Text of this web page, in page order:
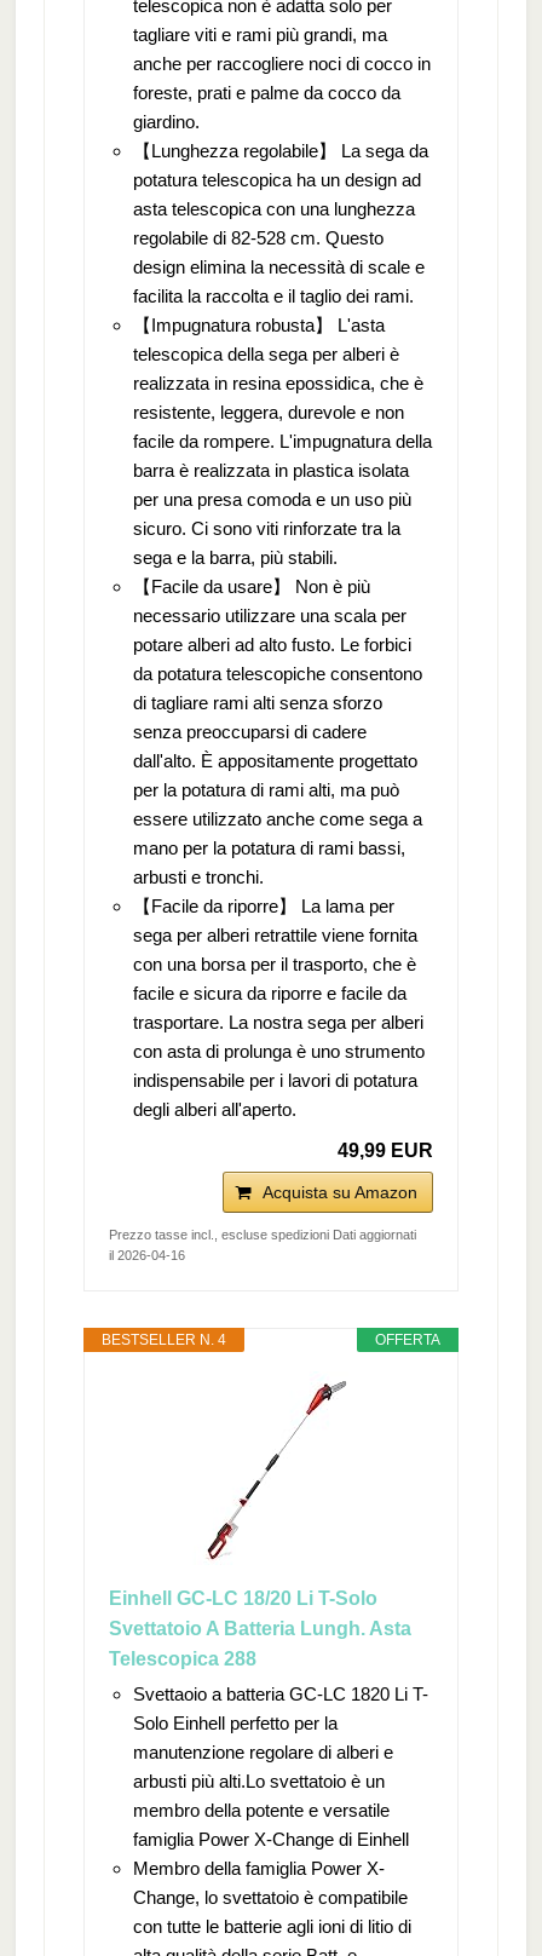
telescopica non è adatta solo per
tagliare viti e rami più grandi, ma
anche per raccogliere noci di cocco in
foreste, prati e palme da cocco da
giardino.
【Lunghezza regolabile】 La sega da
potatura telescopica ha un design ad
asta telescopica con una lunghezza
regolabile di 82-528 cm. Questo
design elimina la necessità di scale e
facilita la raccolta e il taglio dei rami.
【Impugnatura robusta】 L'asta
telescopica della sega per alberi è
realizzata in resina epossidica, che è
resistente, leggera, durevole e non
facile da rompere. L'impugnatura della
barra è realizzata in plastica isolata
per una presa comoda e un uso più
sicuro. Ci sono viti rinforzate tra la
sega e la barra, più stabili.
【Facile da usare】 Non è più
necessario utilizzare una scala per
potare alberi ad alto fusto. Le forbici
da potatura telescopiche consentono
di tagliare rami alti senza sforzo
senza preoccuparsi di cadere
dall'alto. È appositamente progettato
per la potatura di rami alti, ma può
essere utilizzato anche come sega a
mano per la potatura di rami bassi,
arbusti e tronchi.
【Facile da riporre】 La lama per
sega per alberi retrattile viene fornita
con una borsa per il trasporto, che è
facile e sicura da riporre e facile da
trasportare. La nostra sega per alberi
con asta di prolunga è uno strumento
indispensabile per i lavori di potatura
degli alberi all'aperto.
49,99 EUR
Acquista su Amazon
Prezzo tasse incl., escluse spedizioni Dati aggiornati
il 2026-04-16
OFFERTA
BESTSELLER N. 4
Einhell GC-LC 18/20 Li T-Solo
Svettatoio A Batteria Lungh. Asta
Telescopica 288
Svettaoio a batteria GC-LC 1820 Li T-
Solo Einhell perfetto per la
manutenzione regolare di alberi e
arbusti più alti.Lo svettatoio è un
membro della potente e versatile
famiglia Power X-Change di Einhell
Membro della famiglia Power X-
Change, lo svettatoio è compatibile
con tutte le batterie agli ioni di litio di